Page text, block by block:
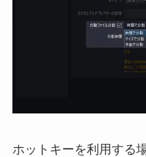
ホットキーを利用する